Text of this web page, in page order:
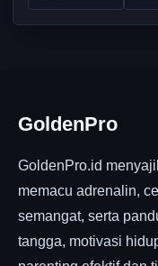
GoldenPro
GoldenPro.id
memacu adrenalin,
semangat, serta
tangga, motivasi